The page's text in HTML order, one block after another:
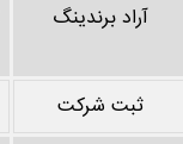
آراد برندینگ
ثبت شرکت